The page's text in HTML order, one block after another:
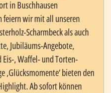
in Buschhausen
feiern wir mit all unseren
Scharmbeck als auch
Jubiläums-Angebote,
, Waffel- und Torten-
‚Glücksmomente‘ bieten den
Ab sofort können